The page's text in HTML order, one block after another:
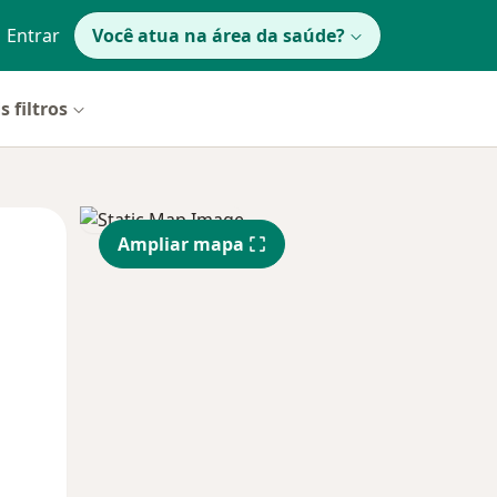
Entrar Você atua na área da saúde?
filtros
Segunda-feira Ter,
11 Ago
Qua
12 Ago
Ampliar mapa